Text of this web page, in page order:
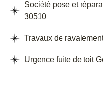
Société pose et
30510
Travaux de
Urgence fuite de toit